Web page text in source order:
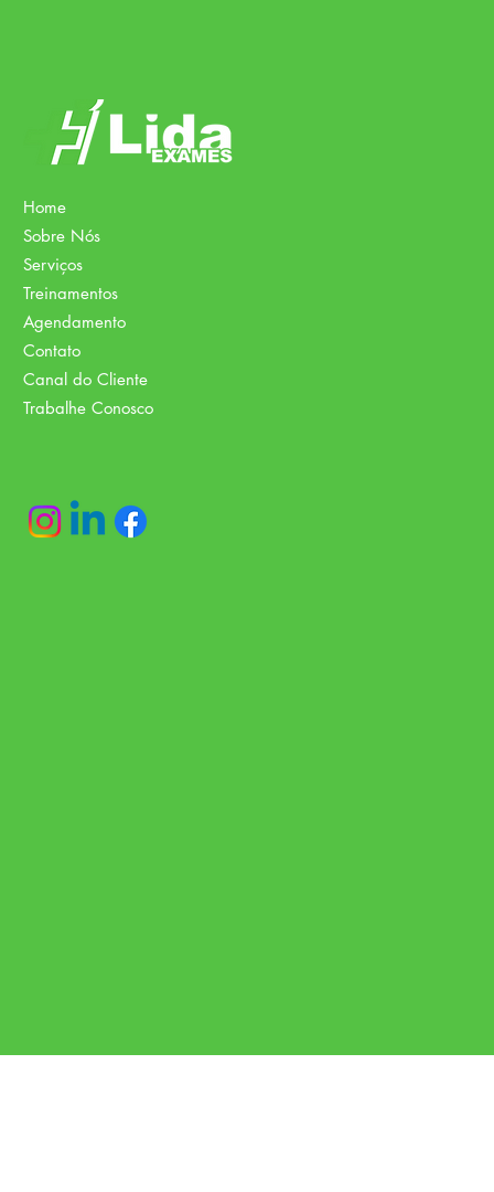
Home
Sobre Nós
Serviços
Treinamentos
Agendamento
Contato
Canal do Cliente
Trabalhe Conosco